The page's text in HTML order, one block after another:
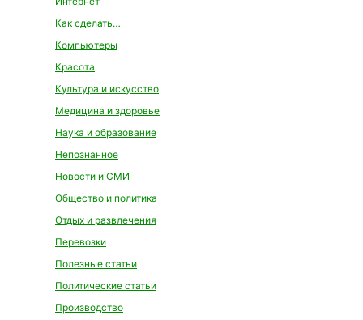
Как сделать…
Компьютеры
Красота
Культура и искусство
Медицина и здоровье
Наука и образование
Непознанное
Новости и СМИ
Общество и политика
Отдых и развлечения
Перевозки
Полезные статьи
Политические статьи
Производство